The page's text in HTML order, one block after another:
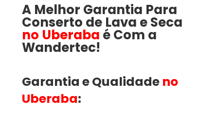
A Melhor Garantia Para
Conserto de Lava e Seca
no Uberaba é Com a
Wandertec!
Garantia e Qualidadeno
Uberaba: